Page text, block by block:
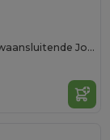
JAKE WOMEN Dames Nauwaansluitende Joggingbroek